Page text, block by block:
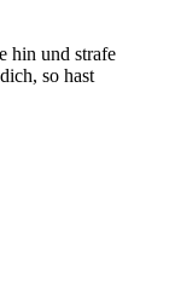
hin und strafe
so hast